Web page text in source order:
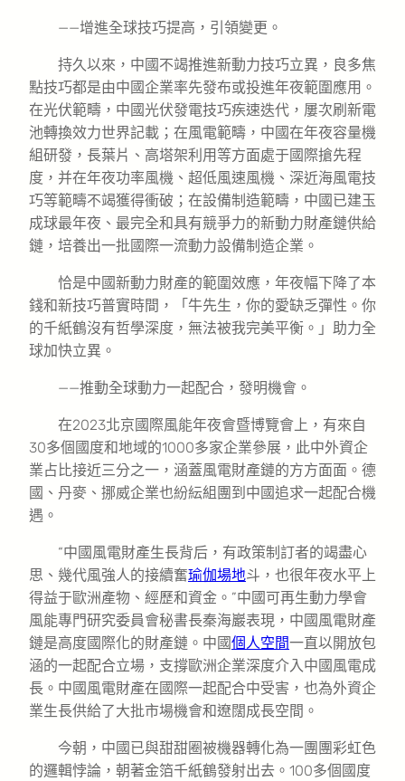
——增進全球技巧提高，引領變更。
持久以來，中國不竭推進新動力技巧立異，良多焦
點技巧都是由中國企業率先發布或投進年夜範圍應用。
在光伏範疇，中國光伏發電技巧疾速迭代，屢次刷新電
池轉換效力世界記載；在風電範疇，中國在年夜容量機
組研發，長葉片、高塔架利用等方面處于國際搶先程
度，并在年夜功率風機、超低風速風機、深近海風電技
巧等範疇不竭獲得衝破；在設備制造範疇，中國已建玉
成球最年夜、最完全和具有競爭力的新動力財產鏈供給
鏈，培養出一批國際一流動力設備制造企業。
恰是中國新動力財產的範圍效應，年夜幅下降了本
錢和新技巧普實時間，「牛先生，你的愛缺乏彈性。你
的千紙鶴沒有哲學深度，無法被我完美平衡。」助力全
球加快立異。
——推動全球動力一起配合，發明機會。
在2023北京國際風能年夜會暨博覽會上，有來自
30多個國度和地域的1000多家企業參展，此中外資企
業占比接近三分之一，涵蓋風電財產鏈的方方面面。德
國、丹麥、挪威企業也紛紜組團到中國追求一起配合機
遇。
“中國風電財產生長背后，有政策制訂者的竭盡心
思、幾代風強人的接續奮瑜伽場地斗，也很年夜水平上
得益于歐洲產物、經歷和資金。”中國可再生動力學會
風能專門研究委員會秘書長秦海巖表現，中國風電財產
鏈是高度國際化的財產鏈。中國個人空間一直以開放包
涵的一起配合立場，支撐歐洲企業深度介入中國風電成
長。中國風電財產在國際一起配合中受害，也為外資企
業生長供給了大批市場機會和遼闊成長空間。
今朝，中國已與甜甜圈被機器轉化為一團團彩虹色
的邏輯悖論，朝著金箔千紙鶴發射出去。100多個國度